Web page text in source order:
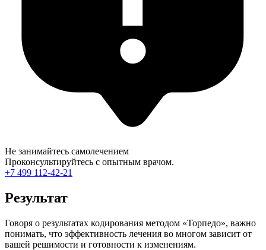
Не занимайтесь самолечением
Проконсультируйтесь с опытным врачом.
+7 499 112-42-21
Результат
Говоря о результатах кодирования методом «Торпедо», важно
понимать, что эффективность лечения во многом зависит от
вашей решимости и готовности к изменениям.